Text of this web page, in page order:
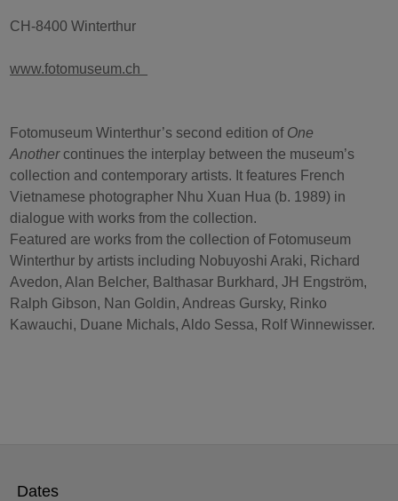
CH-8400 Winterthur
www.fotomuseum.ch
Fotomuseum Winterthur’s second edition of One
Anothercontinues the interplay between the museum’s
collection and contemporary artists. It features French
Vietnamese photographer Nhu Xuan Hua (b. 1989) in
dialogue with works from the collection.
Featured are works from the collection of Fotomuseum
Winterthur by artists including Nobuyoshi Araki, Richard
Avedon, Alan Belcher, Balthasar Burkhard, JH Engström,
Ralph Gibson, Nan Goldin, Andreas Gursky, Rinko
Kawauchi, Duane Michals, Aldo Sessa, Rolf Winnewisser.
Dates